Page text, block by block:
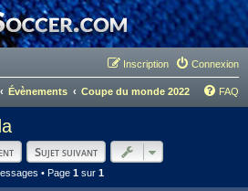
Connexion
Inscription
Évènements Coupe du monde 2022 FAQ
Sujet suivant
• Page 1 sur 1